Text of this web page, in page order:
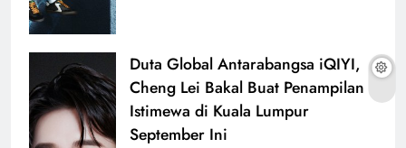
Duta Global Antarabangsa iQIYI,
Cheng Lei Bakal Buat Penampilan
Istimewa di Kuala Lumpur
September Ini